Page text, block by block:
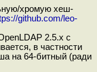
хромую хеш-
github.com/leo-
2.5.x с
в частности
на 64-битный (ради